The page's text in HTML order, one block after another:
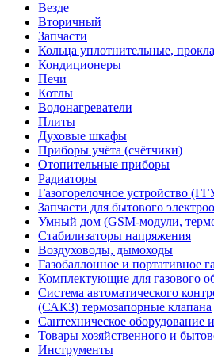
Везде
Вторичный
Запчасти
Кольца уплотнительные,
Кондиционеры
Печи
Котлы
Водонагреватели
Плиты
Духовые шкафы
Приборы учёта (счётчики)
Отопительные приборы
Радиаторы
Газогорелочное устройство
Запчасти для бытового
Умный дом (GSM-модули,
Cтабилизаторы напряжения
Воздуховоды, дымоходы
Газобаллонное и портативное
Комплектующие для газового
Система автоматического
(САКЗ) термозапорные клапана
Сантехническое оборудование
Товары хозяйственного и
Инструменты